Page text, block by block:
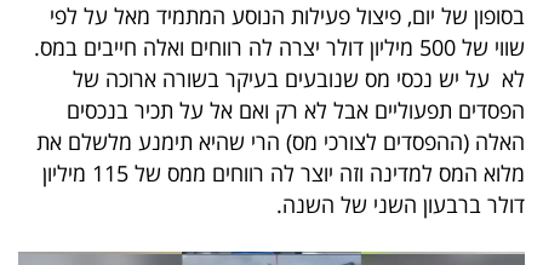
פרסמו
באייס
עקבו
אחרינו:
בסופון של יום, פיצול פעילות הנוסע המתמיד מאל על לפי
שווי של 500 מיליון דולר יצרה לה רווחים ואלה חייבים במס.
לא על יש נכסי מס שנובעים בעיקר בשורה ארוכה של
הפסדים תפעוליים אבל לא רק ואם אל על תכיר בנכסים
האלה (ההפסדים לצורכי מס) הרי שהיא תימנע מלשלם את
מלוא המס למדינה וזה יוצר לה רווחים ממס של 115 מיליון
דולר ברבעון השני של השנה.